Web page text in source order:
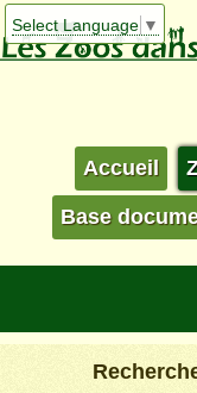
Select Language ▼
Accueil
Base